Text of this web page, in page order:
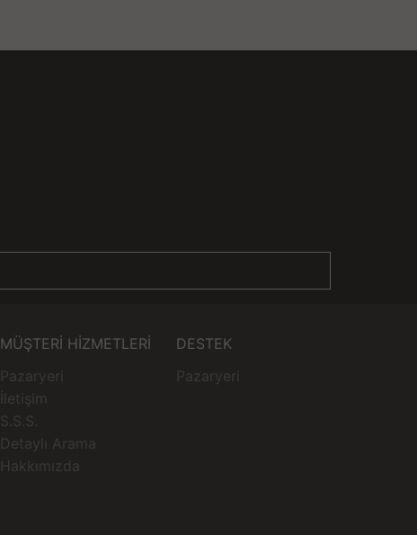
MÜŞTERİ HİZMETLERİ
Pazaryeri
İletişim
S.S.S.
Detaylı Arama
Hakkımızda
DESTEK
Pazaryeri